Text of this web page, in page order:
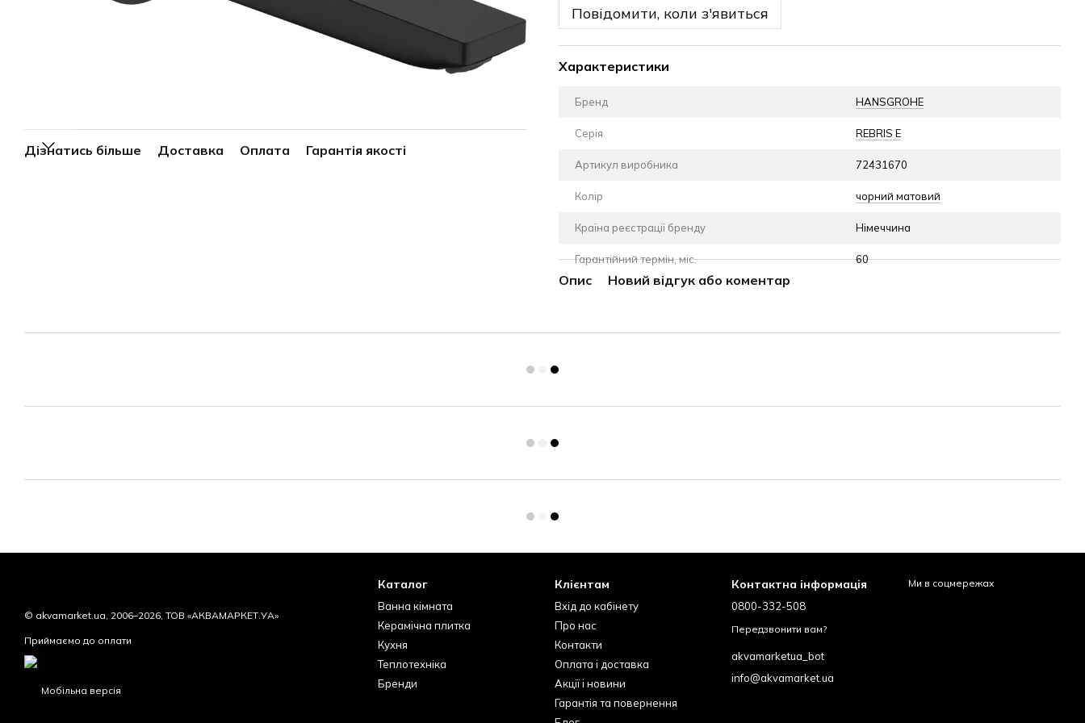
Дізнатись більше Доставка Оплата Гарантія якості
Повідомити, коли з'явиться
Характеристики
Бренд HANSGROHE
Серія REBRIS E
Артикул виробника 72431670
Колір чорний матовий
Країна реєстрації бренду Німеччина
Гарантійний термін, міс. 60
Опис Новий відгук або коментар
© akvamarket.ua, 2006–2026, ТОВ «АКВАМАРКЕТ.УА»
Приймаємо до оплати
Мобільна версія
Каталог
Ванна кімната
Керамічна плитка
Кухня
Теплотехніка
Бренди
Клієнтам
Вхід до кабінету
Про нас
Контакти
Оплата і доставка
Акції і новини
Гарантія та повернення
Контактна інформація
0800-332-508
Передзвонити вам?
akvamarketua_bot
info@akvamarket.ua
Ми в соцмережах